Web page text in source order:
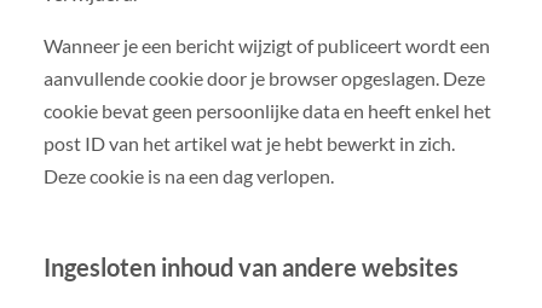
Wanneer je een bericht wijzigt of publiceert wordt een
aanvullende cookie door je browser opgeslagen. Deze
cookie bevat geen persoonlijke data en heeft enkel het
post ID van het artikel wat je hebt bewerkt in zich.
Deze cookie is na een dag verlopen.
Ingesloten inhoud van andere websites